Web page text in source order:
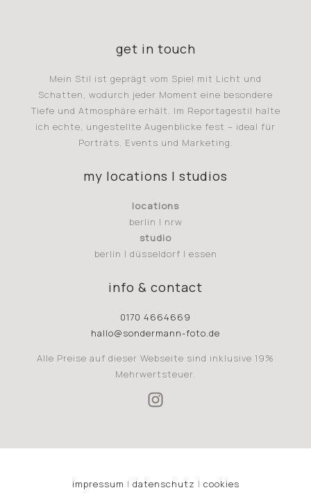
get in touch
Mein Stil ist geprägt vom Spiel mit Licht und
Schatten, wodurch jeder Moment eine besondere
Tiefe und Atmosphäre erhält. Im Reportagestil halte
ich echte, ungestellte Augenblicke fest – ideal für
Porträts, Events und Marketing.
my locations | studios
locations
berlin | nrw
studio
berlin | düsseldorf | essen
info & contact
0170 4664669
hallo@sondermann-foto.de
Alle Preise auf dieser Webseite sind inklusive 19%
Mehrwertsteuer.
impressum | datenschutz | cookies